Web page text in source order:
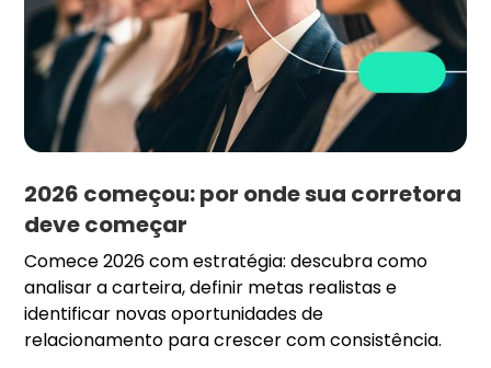
2026 começou: por onde sua corretora
deve começar
Comece 2026 com estratégia: descubra como
analisar a carteira, definir metas realistas e
identificar novas oportunidades de
relacionamento para crescer com consistência.